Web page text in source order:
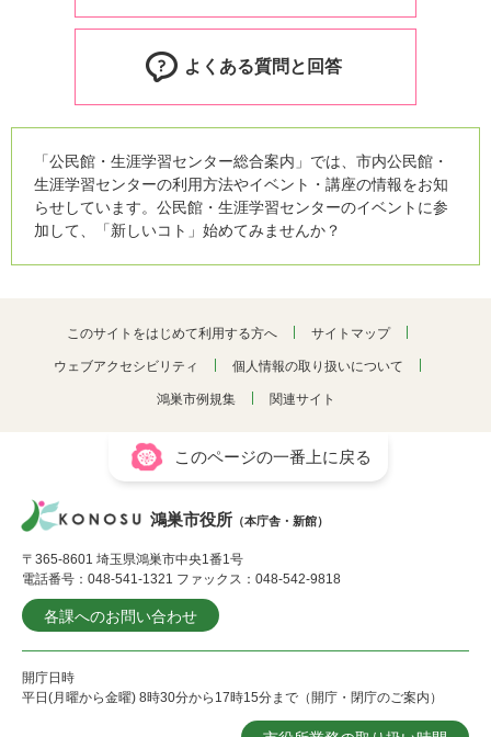
よくある質問と回答
「公民館・生涯学習センター総合案内」では、市内公民館・
生涯学習センターの利用方法やイベント・講座の情報をお知
らせしています。公民館・生涯学習センターのイベントに参
加して、「新しいコト」始めてみませんか？
このサイトをはじめて利用する方へ サイトマップ
ウェブアクセシビリティ 個人情報の取り扱いについて
鴻巣市例規集 関連サイト
このページの一番上に戻る
鴻巣市役所 （本庁舎・新館）
〒365-8601 埼玉県鴻巣市中央1番1号
電話番号：048-541-1321 ファックス：048-542-9818
各課へのお問い合わせ
開庁日時
平日(月曜から金曜) 8時30分から17時15分まで（開庁・閉庁のご案内）